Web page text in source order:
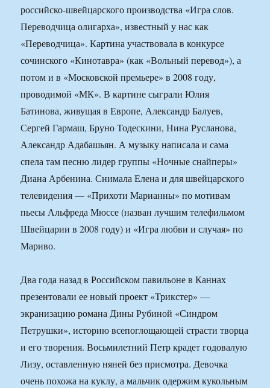
российско-швейцарского производства «Игра слов.
Переводчица олигарха», известный у нас как
«Переводчица». Картина участвовала в конкурсе
сочинского «Кинотавра» (как «Вольный перевод»), а
потом и в «Московской премьере» в 2008 году,
проводимой «МК». В картине сыграли Юлия
Батинова, живущая в Европе, Александр Балуев,
Сергей Гармаш, Бруно Тодескини, Нина Русланова,
Александр Адабашьян. А музыку написала и сама
спела там песню лидер группы «Ночные снайперы»
Диана Арбенина. Снимала Елена и для швейцарского
телевидения — «Прихоти Марианны» по мотивам
пьесы Альфреда Мюссе (назван лучшим телефильмом
Швейцарии в 2008 году) и «Игра любви и случая» по
Мариво.
Два года назад в Российском павильоне в Каннах
презентовали ее новый проект «Трикстер» —
экранизацию романа Дины Рубиной «Синдром
Петрушки», историю всепоглощающей страсти творца
и его творения. Восьмилетний Петр крадет годовалую
Лизу, оставленную няней без присмотра. Девочка
очень похожа на куклу, а мальчик одержим кукольным